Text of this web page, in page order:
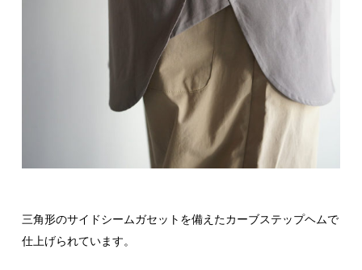
三角形のサイドシームガセットを備えたカーブステップヘムで
仕上げられています。